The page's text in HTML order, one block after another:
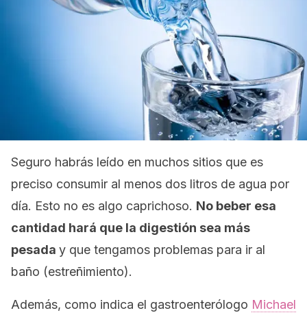
Seguro habrás leído en muchos sitios que es
preciso consumir al menos dos litros de agua por
día. Esto no es algo caprichoso. No beber esa
cantidad hará que la digestión sea más
pesada y que tengamos problemas para ir al
baño (estreñimiento).
Además, como indica el gastroenterólogo Michael